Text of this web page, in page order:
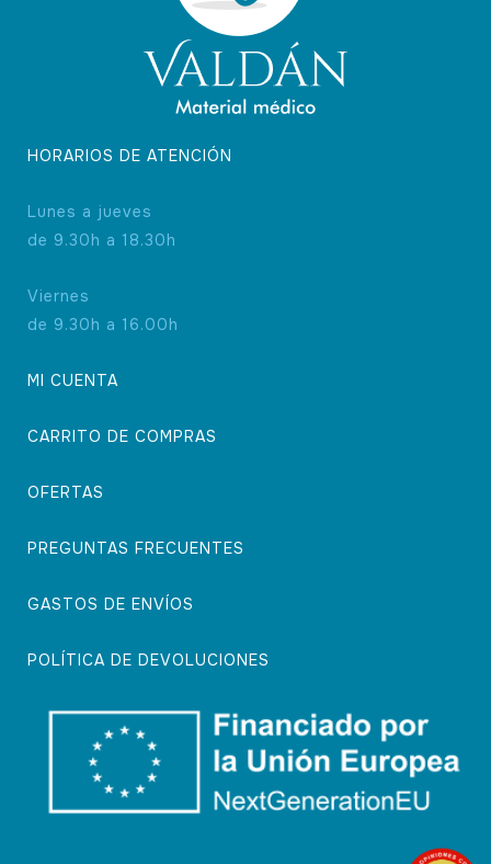
HORARIOS DE ATENCIÓN
Lunes a jueves
de 9.30h a 18.30h
Viernes
de 9.30h a 16.00h
MI CUENTA
CARRITO DE COMPRAS
OFERTAS
PREGUNTAS FRECUENTES
GASTOS DE ENVÍOS
POLÍTICA DE DEVOLUCIONES